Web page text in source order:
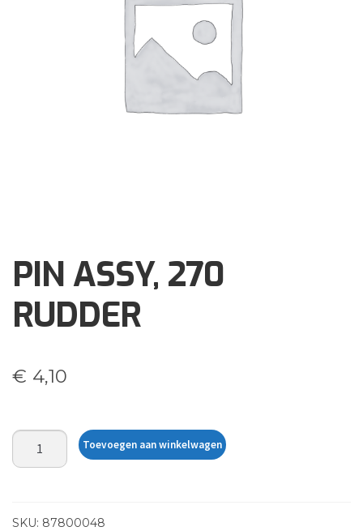
PIN ASSY, 270
RUDDER
€ 4,10
PIN
ASSY,
aantal
Toevoegen aan winkelwagen
SKU: 87800048